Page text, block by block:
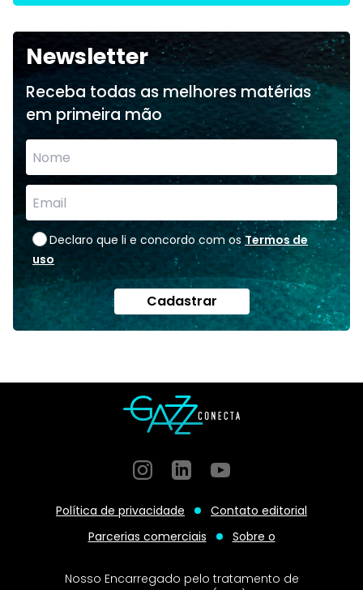
Newsletter
Receba todas as melhores matérias
em primeira mão
Declaro que li e concordo com os Termos de
uso
Cadastrar
InstagramGitHubGitHub
Política de privacidade
Contato editorial
Parcerias comerciais
Sobre o
Nosso Encarregado pelo tratamento de